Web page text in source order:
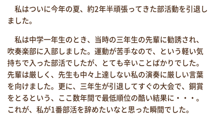
私はついに今年の夏、約2年半頑張ってきた部活動を引退し
ました。
私は中学一年生のとき、当時の三年生の先輩に勧誘され、
吹奏楽部に入部しました。運動が苦手なので、という軽い気
持ちで入った部活でしたが、とても辛いことばかりでした。
先輩は厳しく、先生も中々上達しない私の演奏に厳しい言葉
を向けました。更に、三年生が引退してすぐの大会で、銅賞
をとるという、ここ数年間で最低順位の酷い結果に・・・。
これが、私が1番部活を辞めたいなと思った瞬間でした。